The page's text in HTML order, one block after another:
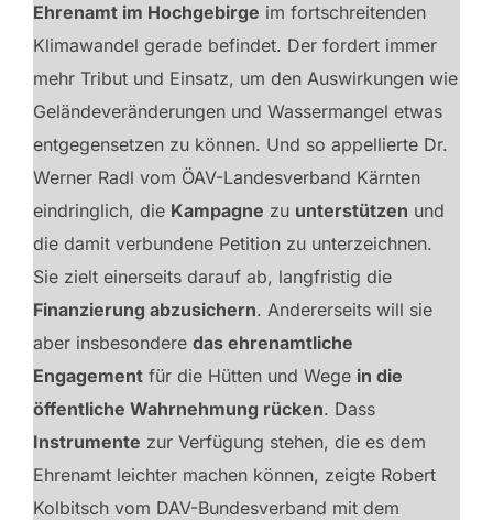
Ehrenamt im Hochgebirge im fortschreitenden
Klimawandel gerade befindet. Der fordert immer
mehr Tribut und Einsatz, um den Auswirkungen wie
Geländeveränderungen und Wassermangel etwas
entgegensetzen zu können. Und so appellierte Dr.
Werner Radl vom ÖAV-Landesverband Kärnten
eindringlich, die Kampagne zu unterstützen und
die damit verbundene Petition zu unterzeichnen.
Sie zielt einerseits darauf ab, langfristig die
Finanzierung abzusichern. Andererseits will sie
aber insbesondere das ehrenamtliche
Engagement für die Hütten und Wege in die
öffentliche Wahrnehmung rücken. Dass
Instrumente zur Verfügung stehen, die es dem
Ehrenamt leichter machen können, zeigte Robert
Kolbitsch vom DAV-Bundesverband mit dem